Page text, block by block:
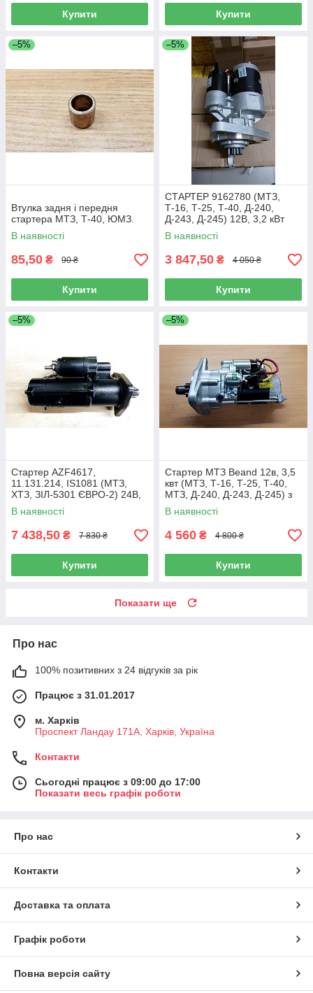
Купити Купити
–5%
Втулка задня і передня
стартера МТЗ, Т-40, ЮМЗ.
В наявності
85,50 ₴ 90 ₴
Купити
–5%
СТАРТЕР 9162780 (МТЗ,
Т-16, Т-25, Т-40, Д-240,
Д-243, Д-245) 12В, 3,2 кВт
В наявності
3 847,50 ₴ 4 050 ₴
Купити
–5%
Стартер AZF4617,
11.131.214, IS1081 (МТЗ,
ХТЗ, ЗІЛ-5301 ЄВРО-2) 24В,
5,5 кВт, 10Z
В наявності
7 438,50 ₴ 7 830 ₴
Купити
–5%
Стартер МТЗ Beand 12в, 3,5
квт (МТЗ, Т-16, Т-25, Т-40,
МТЗ, Д-240, Д-243, Д-245) з
доп реле
В наявності
4 560 ₴ 4 800 ₴
Купити
Показати ще
Про нас
100% позитивних з 24 відгуків за рік
Працює з 31.01.2017
м. Харків
Проспект Ландау 171А, Харків, Україна
Контакти
Сьогодні працює з 09:00 до 17:00
Показати весь графік роботи
Про нас
Контакти
Доставка та оплата
Графік роботи
Повна версія сайту